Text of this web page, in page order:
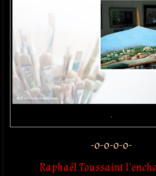
.
-o-o-o-o-
Raphaël Toussaint